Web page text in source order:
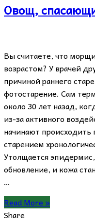
Овощ,
Вы считаете, что
возрастом? У врачей
причиной раннего
фотостарение. Сам
около 30 лет назад,
из-за активного
начинают
старением
Утолщается
обновление, и кожа
…
Read More »
Share